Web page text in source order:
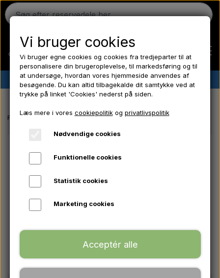
Ferguson
Massey Ferguson
Trækbomme - Topstænger mv.
✔︎ Dansk lager✔︎ Hurtig levering ✔︎ Lave priser
Forside EL-Dele/ Kemi/ Frostpropper/ Hydraulik/ Værktøj/ Pære/
Vi bruger cookies
Vi bruger egne cookies og cookies fra tredjeparter til at
personalisere din brugeroplevelse, til markedsføring og til
at undersøge, hvordan vores hjemmeside anvendes af
besøgende. Du kan altid tilbagekalde dit samtykke ved at
trykke på linket 'Cookies' nederst på siden.
Læs mere i vores cookiepolitikog privatlivspolitik
Nødvendige cookies
Funktionelle cookies
Statistik cookies
Marketing cookies
Acceptér alle